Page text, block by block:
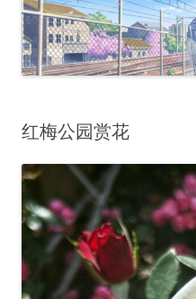
红梅公园赏花